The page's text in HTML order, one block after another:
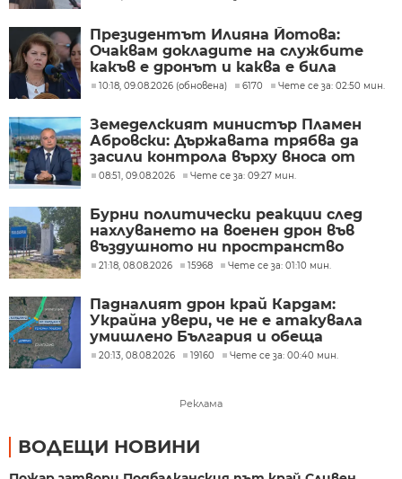
Президентът Илияна Йотова:
Очаквам докладите на службите
какъв е дронът и каква е била
неговата роля
10:18, 09.08.2026 (обновена) 6170 Чете се за: 02:50 мин.
Земеделският министър Пламен
Абровски: Държавата трябва да
засили контрола върху вноса от
трети страни
08:51, 09.08.2026 Чете се за: 09:27 мин.
Бурни политически реакции след
нахлуването на военен дрон във
въздушното ни пространство
(ОБЗОР)
21:18, 08.08.2026 15968 Чете се за: 01:10 мин.
Падналият дрон край Кардам:
Украйна увери, че не е атакувала
умишлено България и обеща
разследване
20:13, 08.08.2026 19160 Чете се за: 00:40 мин.
Реклама
ВОДЕЩИ НОВИНИ